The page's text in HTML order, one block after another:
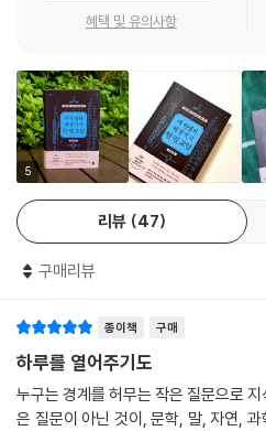
왜 화장하기 시작했을까?
언제부터 옷을 입었을까?
한국인은 언제부터 쌀을 먹었을까?
추사가 즐겨 마신 초의차는 어떤 차일까
누가 온달을 바보로 만들었을까?
보물선이 정말 있을까?
음악의 아버지와 어머니의 헤어스타일
그랜드 투어는 어떤 여행이었을까?
마리 앙투아네트가 빵이 없으면 먹으라
가면 축제와 탈놀이에는 어떤 의미가 있
밸런타인데이 초콜릿 선물에는 어떤
석과 운동주가 똑같이 사랑한 시인이
할까?”, “인간은 왜 다른 포유류만큼 털
에 왜 ‘우주’라는 이름이 붙었을까?”, “
다 같을까?”, “살리에리는 정말로 모차
“〈최후의 만찬〉에 나온 메인 요리는 무
나무로 만들었을까?” 하는 식이다.
일상에서 누구나 할 수 있는 질문이지만
과학 지식을 답으로 얻을 수도 있고,
를 넘나들며 사고를 확장해 지식을 찾아
도 아닌 내 ‘고유의’ 지식이 되고 지혜의
AI의 그것과 다를 수밖에 없는 이유이기
권 교양』은 다양한 분야의 지식을 두
혜택 및 유의사항
5
리뷰 47
구매리뷰
종이책 구매
하루를 열어주기도
누구는 경계를 허무는 작은 질문으로
은 질문이 아닌 것이, 문학, 말, 자연,